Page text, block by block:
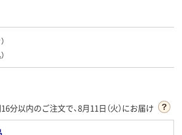
分以内のご注文で、8月11日（火）にお届け